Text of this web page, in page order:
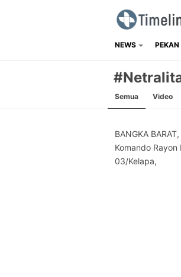
Timelines.id
Media Literasi,
NEWS
Semua Video
BANGKA
Komando
03/Kelapa,